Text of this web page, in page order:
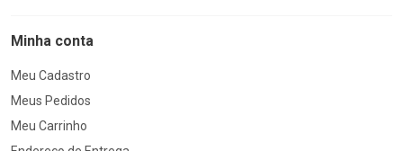
Minha conta
Meu Cadastro
Meus Pedidos
Meu Carrinho